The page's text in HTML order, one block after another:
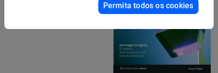
Permita todos os cookies